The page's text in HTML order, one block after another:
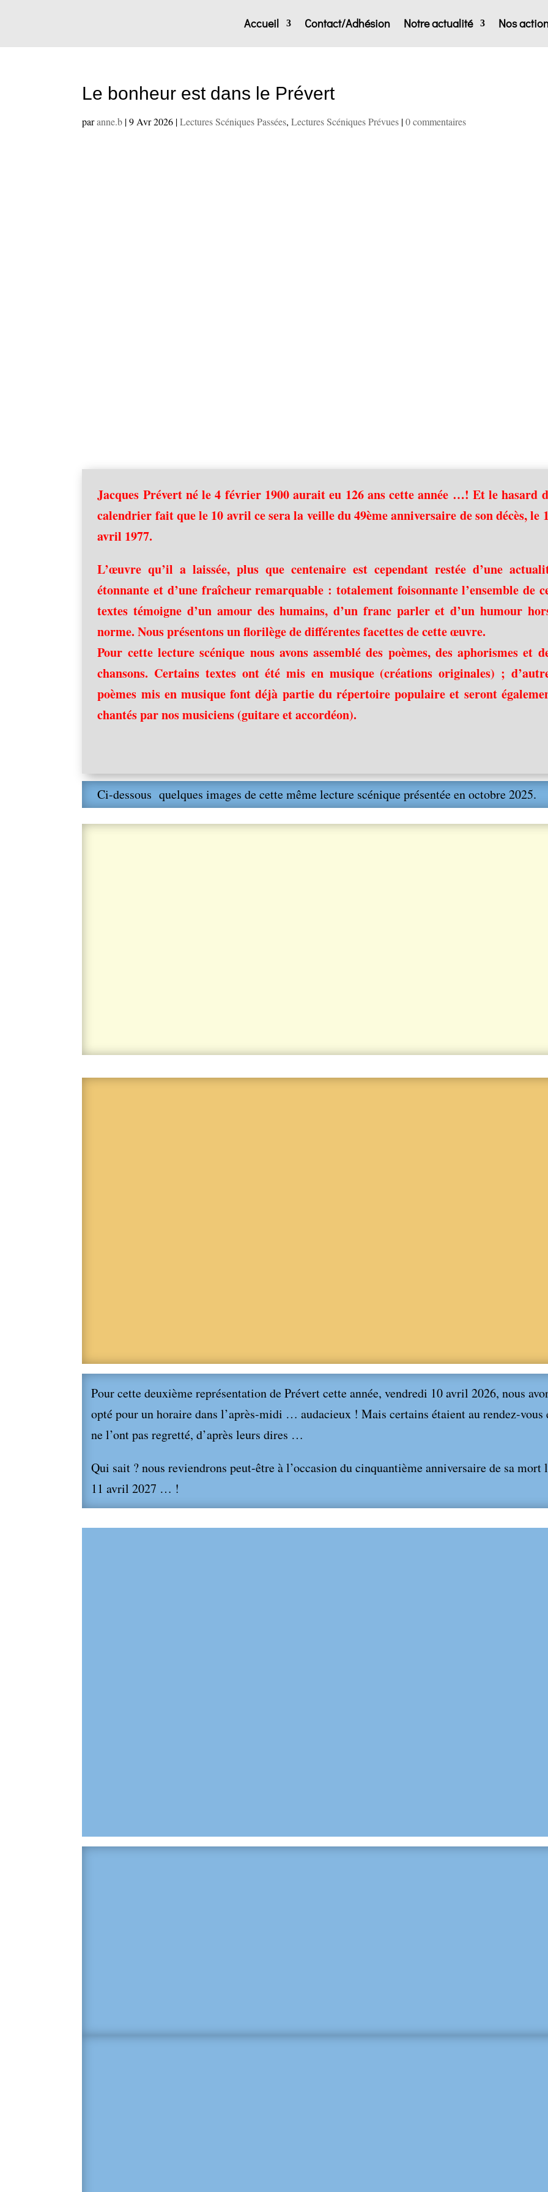
Accueil Contact/Adhésion Notre actualité Nos
Le bonheur est dans le Prévert
paranne.b |9 Avr 2026 |Lectures Scéniques Passées,Lectures Scéniques Prévues |0 commentaires
Jacques Prévert né le 4 février 1900 aurait eu 126 ans cette année …! Et le hasard
calendrier fait que le 10 avril ce sera la veille du 49ème anniversaire de son décès, le
avril 1977.
L’œuvre qu’il a laissée, plus que centenaire est cependant restée d’une
étonnante et d’une fraîcheur remarquable : totalement foisonnante l’ensemble de
textes témoigne d’un amour des humains, d’un franc parler et d’un humour
norme. Nous présentons un florilège de différentes facettes de cette œuvre.
Pour cette lecture scénique nous avons assemblé des poèmes, des aphorismes et
chansons. Certains textes ont été mis en musique (créations originales) ;
poèmes mis en musique font déjà partie du répertoire populaire et seront
chantés par nos musiciens (guitare et accordéon).
Ci-dessous quelques images de cette même lecture scénique présentée en octobre 2025.
Pour cette deuxième représentation de Prévert cette année, vendredi 10 avril 2026, nous
opté pour un horaire dans l’après-midi … audacieux ! Mais certains étaient au rendez-vous
ne l’ont pas regretté, d’après leurs dires …
Qui sait ? nous reviendrons peut-être à l’occasion du cinquantième anniversaire de sa mort
11 avril 2027 … !